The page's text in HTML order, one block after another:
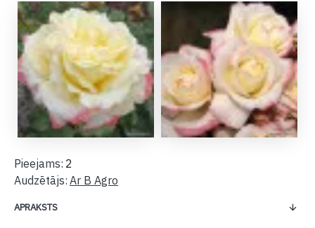
APRAKSTS
Pieejams: 2
Audzētājs: Ar B Agro